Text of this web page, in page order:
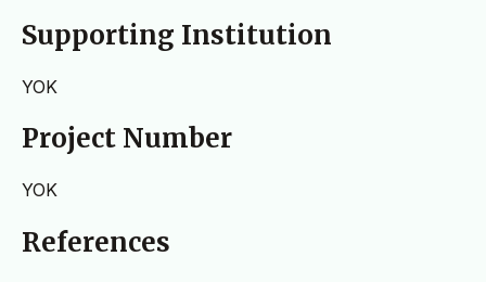
Supporting Institution
YOK
Project Number
YOK
References